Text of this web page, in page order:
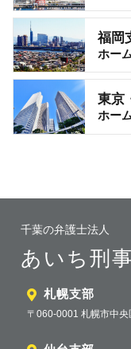
福岡
ホー
東京
ホー
千葉の弁護士法人
あいち刑
札幌支部
〒060-0001 札幌市中